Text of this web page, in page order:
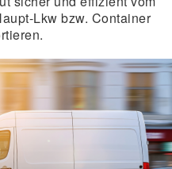
Lkw bzw. Container